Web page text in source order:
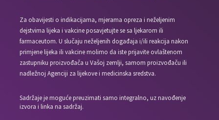
Za obavijesti o indikacijama, mjerama opreza i neželjenim
dejstvima lijeka i vakcine posavjetujte se sa ljekarom ili
farmaceutom. U slučaju neželjenih događaja i/ili reakcija nakon
primjene lijeka ili vakcine molimo da iste prijavite ovlaštenom
zastupniku proizvođača u Vašoj zemlji, samom proizvođaču ili
nadležnoj Agenciji za lijekove i medicinska sredstva.
Sadržaje je moguće preuzimati samo integralno, uz navođenje
izvora i linka na sadržaj.